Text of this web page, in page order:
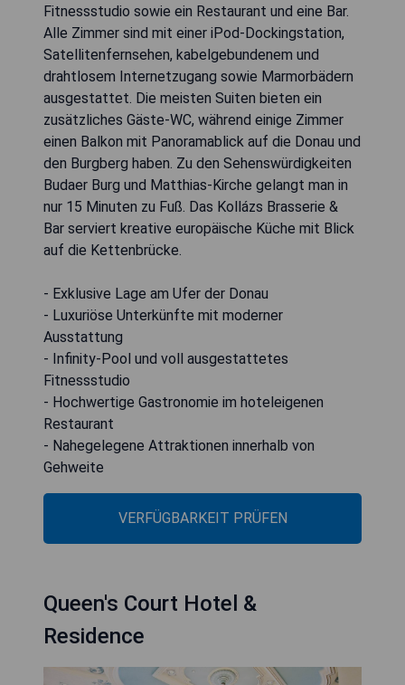
Fitnessstudio sowie ein Restaurant und eine Bar.
Alle Zimmer sind mit einer iPod-Dockingstation,
Satellitenfernsehen, kabelgebundenem und
drahtlosem Internetzugang sowie Marmorbädern
ausgestattet. Die meisten Suiten bieten ein
zusätzliches Gäste-WC, während einige Zimmer
einen Balkon mit Panoramablick auf die Donau und
den Burgberg haben. Zu den Sehenswürdigkeiten
Budaer Burg und Matthias-Kirche gelangt man in
nur 15 Minuten zu Fuß. Das Kollázs Brasserie &
Bar serviert kreative europäische Küche mit Blick
auf die Kettenbrücke.
- Exklusive Lage am Ufer der Donau
- Luxuriöse Unterkünfte mit moderner
Ausstattung
- Infinity-Pool und voll ausgestattetes
Fitnessstudio
- Hochwertige Gastronomie im hoteleigenen
Restaurant
- Nahegelegene Attraktionen innerhalb von
Gehweite
VERFÜGBARKEIT PRÜFEN
Queen's Court Hotel &
Residence